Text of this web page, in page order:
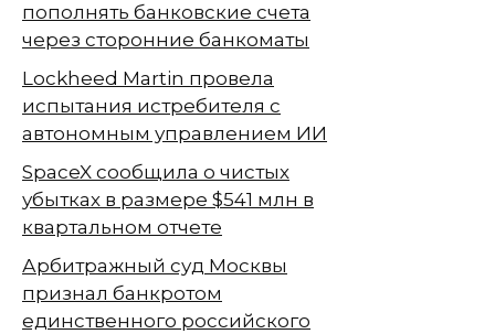
пополнять банковские счета
через сторонние банкоматы
Lockheed Martin провела
испытания истребителя с
автономным управлением ИИ
SpaceX сообщила о чистых
убытках в размере $541 млн в
квартальном отчете
Арбитражный суд Москвы
признал банкротом
единственного российского